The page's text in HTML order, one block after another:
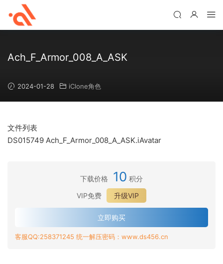
Ach_F_Armor_008_A_ASK
2024-01-28 iClone角色
文件列表
DS015749 Ach_F_Armor_008_A_ASK.iAvatar
下载价格 10 积分
VIP免费
升级VIP
立即购买
客服QQ:258371245 统一解压密码：www.ds456.cn